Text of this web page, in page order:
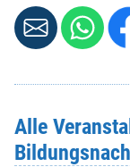
Alle